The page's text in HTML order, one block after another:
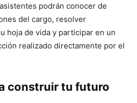
podrán conocer de
del cargo, resolver
hoja de vida y participar en un
realizado directamente por el
construir tu futuro